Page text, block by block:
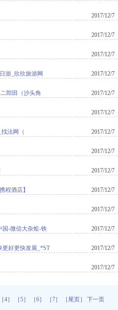
2017/12/7
2017/12/7
2017/12/7
游_欣欣旅游网 2017/12/7
郎田（沙头角 2017/12/7
2017/12/7
法网（ 2017/12/7
2017/12/7
2017/12/7
程酒店】 2017/12/7
2017/12/7
国-微信大杂烩-铁 2017/12/7
更好更快发展_*ST 2017/12/7
2017/12/7
［4］ ［5］ ［6］ ［7］ ［尾页］ 下一页